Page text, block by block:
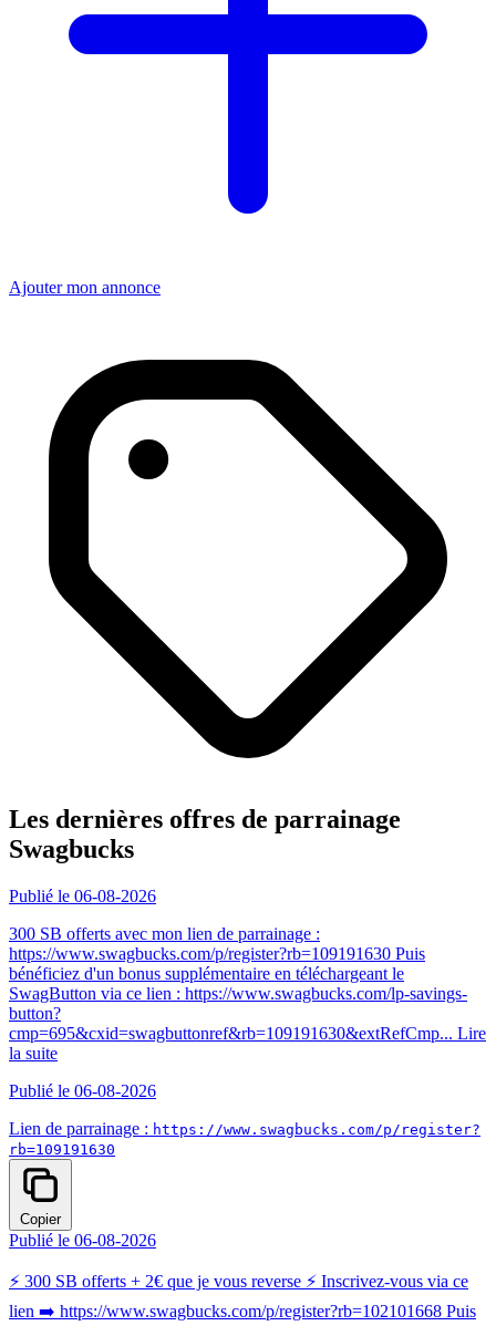
Ajouter mon annonce
Les dernières offres de parrainage
Swagbucks
Publié le 06-08-2026
300 SB offerts avec mon lien de parrainage :
https://www.swagbucks.com/p/register?rb=109191630 Puis
bénéficiez d'un bonus supplémentaire en téléchargeant le
SwagButton via ce lien : https://www.swagbucks.com/lp-savings-
button?
cmp=695&cxid=swagbuttonref&rb=109191630&extRefCmp... Lire
la suite
Publié le 06-08-2026
Lien de parrainage : https://www.swagbucks.com/p/register?
rb=109191630
Copier
Publié le 06-08-2026
⚡ 300 SB offerts + 2€ que je vous reverse ⚡ Inscrivez-vous via ce
lien ➡️ https://www.swagbucks.com/p/register?rb=102101668 Puis